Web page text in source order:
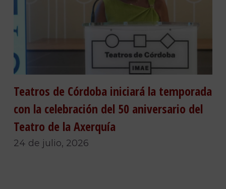
Teatros de Córdoba iniciará la temporada
con la celebración del 50 aniversario del
Teatro de la Axerquía
24 de julio, 2026